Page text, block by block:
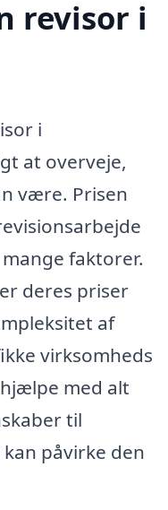
revisor i
i
at overveje,
være. Prisen
faktorer.
deres priser
af
virksomheds
med alt
til
påvirke den